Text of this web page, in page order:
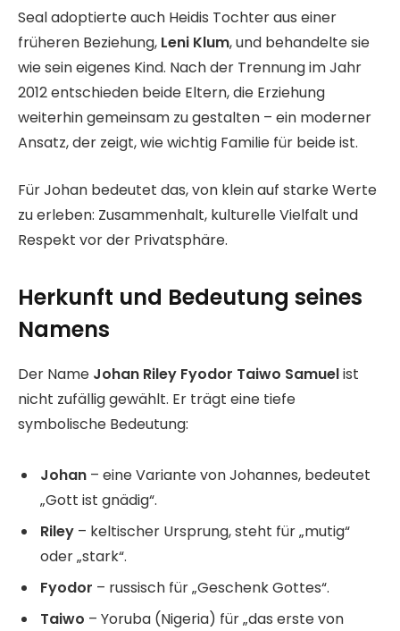
Seal adoptierte auch Heidis Tochter aus einer
früheren Beziehung, Leni Klum, und behandelte sie
wie sein eigenes Kind. Nach der Trennung im Jahr
2012 entschieden beide Eltern, die Erziehung
weiterhin gemeinsam zu gestalten – ein moderner
Ansatz, der zeigt, wie wichtig Familie für beide ist.
Für Johan bedeutet das, von klein auf starke Werte
zu erleben: Zusammenhalt, kulturelle Vielfalt und
Respekt vor der Privatsphäre.
Herkunft und Bedeutung seines
Namens
Der Name Johan Riley Fyodor Taiwo Samuelist
nicht zufällig gewählt. Er trägt eine tiefe
symbolische Bedeutung:
Johan – eine Variante von Johannes, bedeutet
„Gott ist gnädig“.
Riley – keltischer Ursprung, steht für „mutig“
oder „stark“.
Fyodor – russisch für „Geschenk Gottes“.
Taiwo – Yoruba (Nigeria) für „das erste von